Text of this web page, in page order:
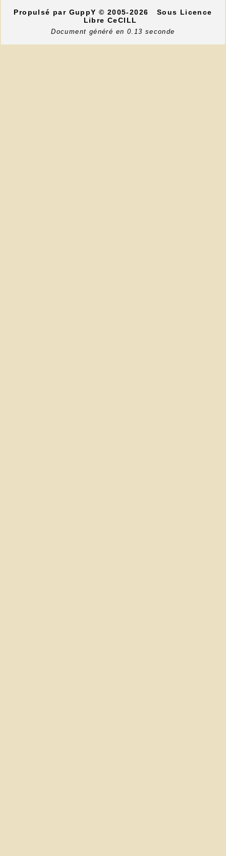
Propulsé par GuppY© 2005-2026
Sous Licence
Libre CeCILL
Document généré en 0.13 seconde